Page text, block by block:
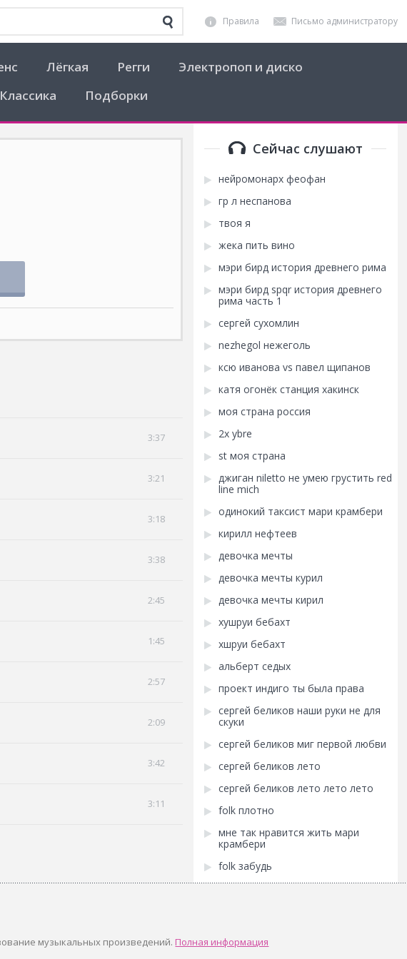
Правила Письмо администратору
Лёгкая Регги
Электропоп и диско
Классика Подборки
3:37
3:21
3:18
3:38
2:45
1:45
2:57
2:09
3:42
3:11
Сейчас слушают
нейромонарх феофан
гр л неспанова
твоя я
жека пить вино
мэри бирд история древнего рима
мэри бирд spqr история древнего
рима часть 1
сергей сухомлин
nezhegol нежеголь
ксю иванова vs павел щипанов
катя огонёк станция хакинск
моя страна россия
2х ybre
st моя страна
джиган niletto не умею грустить red
line mich
одинокий таксист мари крамбери
кирилл нефтеев
девочка мечты
девочка мечты курил
девочка мечты кирил
хушруи бебахт
хшруи бебахт
альберт седых
проект индиго ты была права
сергей беликов наши руки не для
скуки
сергей беликов миг первой любви
сергей беликов лето
сергей беликов лето лето лето
folk плотно
мне так нравится жить мари
крамбери
folk забудь
музыкальных произведений.Полная информация